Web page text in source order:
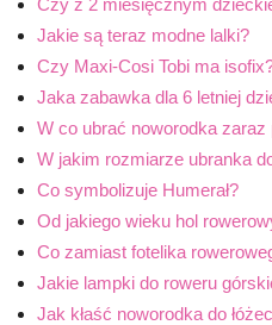
Czy z 2 miesięcznym
Jakie są teraz modne lalki?
Czy Maxi-Cosi Tobi ma
Jaka zabawka dla 6 letniej
W co ubrać noworodka zaraz
W jakim rozmiarze ubranka
Co symbolizuje Humerał?
Od jakiego wieku hol
Co zamiast fotelika
Jakie lampki do roweru
Jak kłaść noworodka do